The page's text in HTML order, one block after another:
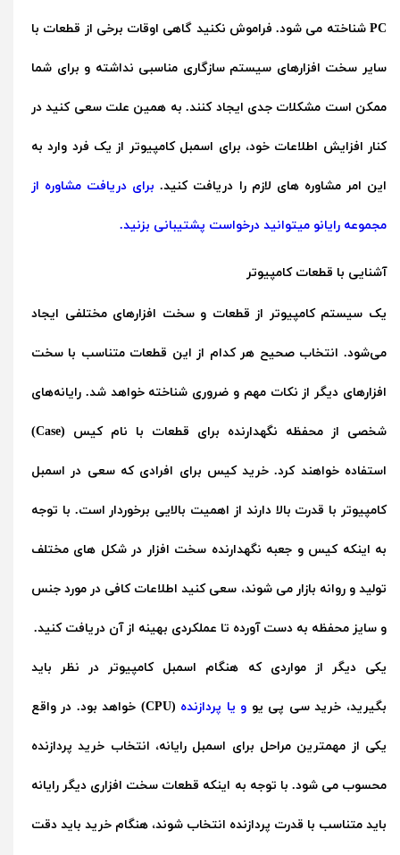
PC شناخته می شود. فراموش نکنید گاهی اوقات برخی از قطعات با
سایر سخت افزارهای سیستم سازگاری مناسبی نداشته و برای شما
ممکن است مشکلات جدی ایجاد کنند. به همین علت سعی کنید در
کنار افزایش اطلاعات خود، برای اسمبل کامپیوتر از یک فرد وارد به
این امر مشاوره های لازم را دریافت کنید. برای دریافت مشاوره از
مجموعه رایانو میتوانید درخواست پشتیبانی بزنید.
آشنایی با قطعات کامپیوتر
یک سیستم کامپیوتر از قطعات و سخت افزارهای مختلفی ایجاد
می‌شود. انتخاب صحیح هر کدام از این قطعات متناسب با سخت
افزارهای دیگر از نکات مهم و ضروری شناخته خواهد شد. رایانه‌های
شخصی از محفظه نگهدارنده برای قطعات با نام کیس (Case)
استفاده خواهند کرد. خرید کیس برای افرادی که سعی در اسمبل
کامپیوتر با قدرت بالا دارند از اهمیت بالایی برخوردار است. با توجه
به اینکه کیس و جعبه نگهدارنده سخت افزار در شکل های مختلف
تولید و روانه بازار می شوند، سعی کنید اطلاعات کافی در مورد جنس
و سایز محفظه به دست آورده تا عملکردی بهینه از آن دریافت کنید.
یکی دیگر از مواردی که هنگام اسمبل کامپیوتر در نظر باید
بگیرید، خرید سی پی یو و یا پردازنده (CPU) خواهد بود. در واقع
یکی از مهمترین مراحل برای اسمبل رایانه، انتخاب خرید پردازنده
محسوب می شود. با توجه به اینکه قطعات سخت افزاری دیگر رایانه
باید متناسب با قدرت پردازنده انتخاب شوند، هنگام خرید باید دقت